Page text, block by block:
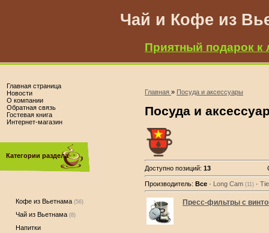
Чай и Кофе из
Приятный подарок к
Главная страница
Новости
О компании
Обратная связь
Гостевая книга
Интернет-магазин
Категории раздела
Кофе из Вьетнама (56)
Чай из Вьетнама (8)
Напитки
Главная » Посуда и аксессуары
Посуда и
Доступно позиций: 13
Производитель: Все · Long Cam (11) ·
Пресс-фильтры с